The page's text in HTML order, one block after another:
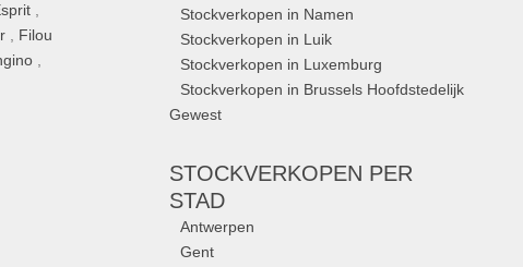
Filou
Stockverkopen in Namen
Stockverkopen in Luik
Stockverkopen in Luxemburg
Stockverkopen in Brussels Hoofdstedelijk
Gewest
STOCKVERKOPEN PER
STAD
Antwerpen
Gent